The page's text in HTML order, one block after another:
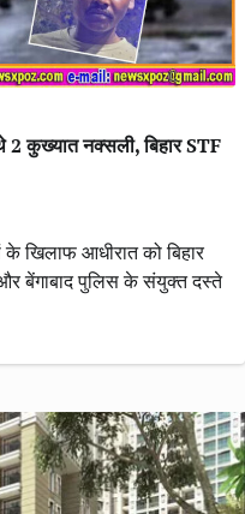
2 कुख्यात नक्सली, बिहार STF
के खिलाफ आधीरात को बिहार
बेंगाबाद पुलिस के संयुक्त दस्ते